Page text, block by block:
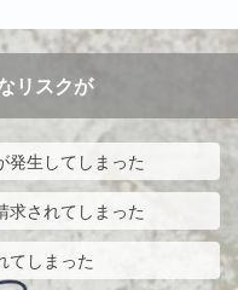
リスクが
発生してしまった
求されてしまった
てしまった